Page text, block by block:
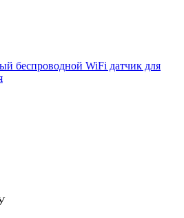
беспроводной WiFi датчик для